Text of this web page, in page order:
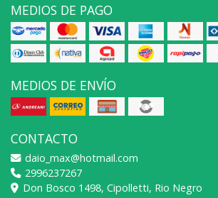
MEDIOS DE PAGO
MEDIOS DE ENVÍO
CONTACTO
daio_max@hotmail.com
2996237267
Don Bosco 1498, Cipolletti, Rio Negro